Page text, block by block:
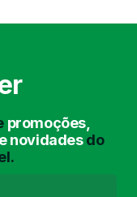
promoções,
novidadesdo
Matrículas